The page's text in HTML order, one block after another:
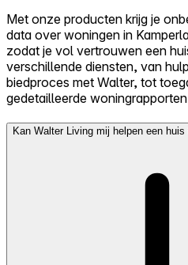
Met onze producten krijg je
data over woningen in
zodat je vol vertrouwen een
verschillende diensten, van
biedproces met Walter, tot
gedetailleerde
Kan Walter Living mij helpen een